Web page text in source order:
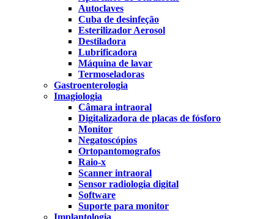
Autoclaves
Cuba de desinfeção
Esterilizador Aerosol
Destiladora
Lubrificadora
Máquina de lavar
Termoseladoras
Gastroenterologia
Imagiologia
Câmara intraoral
Digitalizadora de placas de fósforo
Monitor
Negatoscópios
Ortopantomografos
Raio-x
Scanner intraoral
Sensor radiologia digital
Software
Suporte para monitor
Implantologia